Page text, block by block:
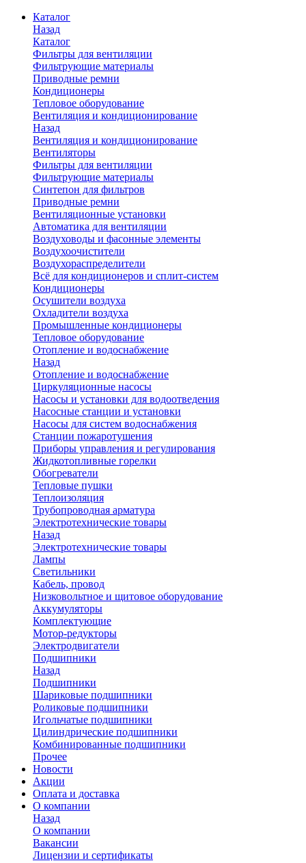
Каталог
Назад
Каталог
Фильтры для вентиляции
Фильтрующие материалы
Приводные ремни
Кондиционеры
Тепловое оборудование
Вентиляция и кондиционирование
Назад
Вентиляция и кондиционирование
Вентиляторы
Фильтры для вентиляции
Фильтрующие материалы
Синтепон для фильтров
Приводные ремни
Вентиляционные установки
Автоматика для вентиляции
Воздуховоды и фасонные элементы
Воздухоочистители
Воздухораспределители
Всё для кондиционеров и сплит-систем
Кондиционеры
Осушители воздуха
Охладители воздуха
Промышленные кондиционеры
Тепловое оборудование
Отопление и водоснабжение
Назад
Отопление и водоснабжение
Циркуляционные насосы
Насосы и установки для водоотведения
Насосные станции и установки
Насосы для систем водоснабжения
Станции пожаротушения
Приборы управления и регулирования
Жидкотопливные горелки
Обогреватели
Тепловые пушки
Теплоизоляция
Трубопроводная арматура
Электротехнические товары
Назад
Электротехнические товары
Лампы
Светильники
Кабель, провод
Низковольтное и щитовое оборудование
Аккумуляторы
Комплектующие
Мотор-редукторы
Электродвигатели
Подшипники
Назад
Подшипники
Шариковые подшипники
Роликовые подшипники
Игольчатые подшипники
Цилиндрические подшипники
Комбинированные подшипники
Прочее
Новости
Акции
Оплата и доставка
О компании
Назад
О компании
Вакансии
Лицензии и сертификаты